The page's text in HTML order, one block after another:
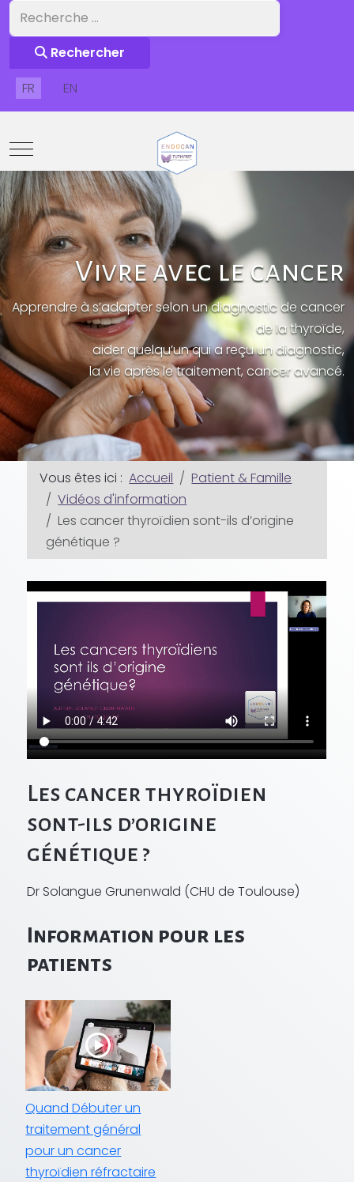
Rechercher
Rechercher
Sélectionnez votre langue
FR EN
Mobile Menu Toggle
Vivre avec le cancer
Apprendre à s’adapter selon un diagnostic de cancer
de la thyroïde,
aider quelqu’un qui a reçu un diagnostic,
la vie après le traitement, cancer avancé.
Vous êtes ici :Accueil
Patient & Famille
Vidéos d'information
Les cancer thyroïdien sont-ils d’origine
génétique ?
Les cancer thyroïdien
sont-ils d’origine
génétique ?
Dr Solangue Grunenwald (CHU de Toulouse)
Information pour les
patients
Quand Débuter un
traitement général
pour un cancer
thyroïdien réfractaire